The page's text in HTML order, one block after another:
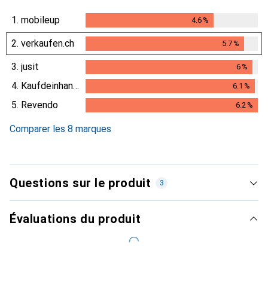
1. mobileup 4.6%
2. verkaufen.ch 5.7%
5.7%
3. jusit 6%
6%
4. Kaufdeinhandy.ch 6.1 %
6.1%
5. Revendo 6.2%
Comparer les 8 marques
Questions sur le produit 3
Évaluations du produit